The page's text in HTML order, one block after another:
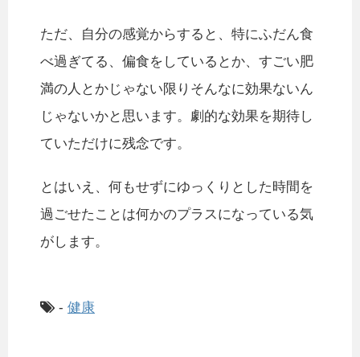
ただ、自分の感覚からすると、特にふだん食
べ過ぎてる、偏食をしているとか、すごい肥
満の人とかじゃない限りそんなに効果ないん
じゃないかと思います。劇的な効果を期待し
ていただけに残念です。
とはいえ、何もせずにゆっくりとした時間を
過ごせたことは何かのプラスになっている気
がします。
- 健康